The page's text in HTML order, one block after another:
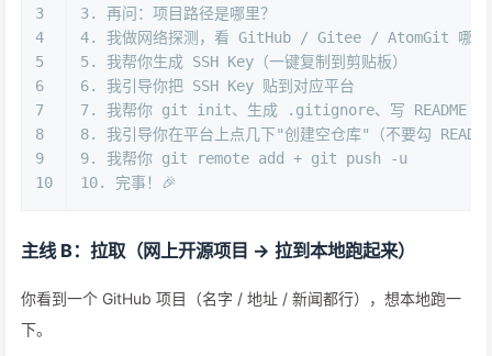
3
4
5
6
7
8
9
10
3. 再问：项目路径是哪里？
4. 我做网络探测，看 GitHub / Gitee / AtomGit 哪个
5. 我帮你生成 SSH Key（一键复制到剪贴板）
6. 我引导你把 SSH Key 贴到对应平台
7. 我帮你 git init、生成 .gitignore、写 README
8. 我引导你在平台上点几下"创建空仓库"（不要勾
9. 我帮你 git remote add + git push -u
10. 完事！🎉
主线 B：拉取（网上开源项目 → 拉到本地跑起来）
你看到一个 GitHub 项目（名字 / 地址 / 新闻都行），想本地跑一
下。